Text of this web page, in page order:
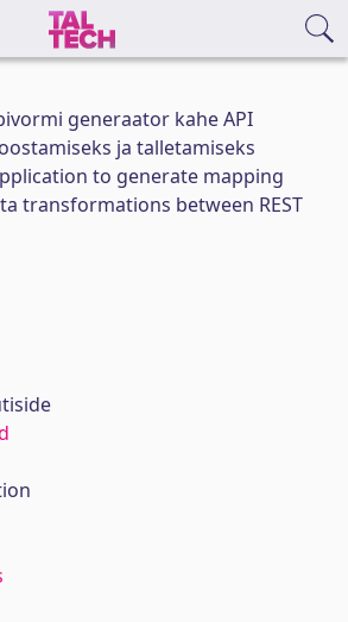
generaator kahe API
ja talletamiseks
to generate mapping
transformations between REST